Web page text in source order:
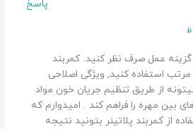
پاسخ
گزینه عمل صرف نظر کنید. کمربند
مرتب استفاده کنید, ویژگی اصلاحی
از طریق تنظیم جریان خون مواد
بین مهره را فراهم کند . امیدوارم که
از کمربند پلاتینر بتونید نتیجه